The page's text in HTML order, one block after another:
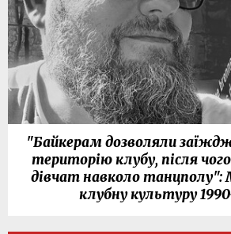
"Байкерам дозволяли
територію клубу, після
дівчат навколо танцполу":
клубну культуру